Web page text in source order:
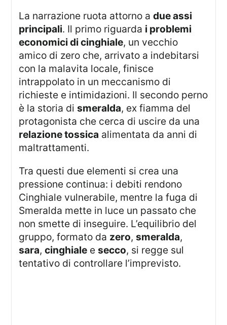
La narrazione ruota attorno adue assi
principali. Il primo riguarda i problemi
economici di cinghiale, un vecchio
amico di zero che, arrivato a indebitarsi
con la malavita locale, finisce
intrappolato in un meccanismo di
richieste e intimidazioni. Il secondo perno
è la storia dismeralda, ex fiamma del
protagonista che cerca di uscire da una
relazione tossica alimentata da anni di
maltrattamenti.
Tra questi due elementi si crea una
pressione continua: i debiti rendono
Cinghiale vulnerabile, mentre la fuga di
Smeralda mette in luce un passato che
non smette di inseguire. L’equilibrio del
gruppo, formato da zero,smeralda,
sara,cinghiale esecco, si regge sul
tentativo di controllare l’imprevisto.